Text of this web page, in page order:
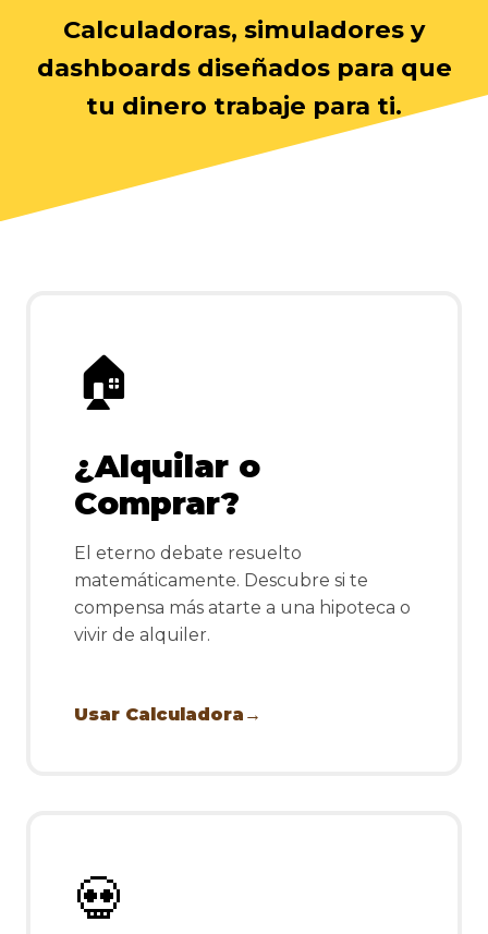
Calculadoras, simuladores y
dashboards diseñados para que
tu dinero trabaje para ti.
🏠
¿Alquilar o
Comprar?
El eterno debate resuelto
matemáticamente. Descubre si te
compensa más atarte a una hipoteca o
vivir de alquiler.
Usar Calculadora →
💀